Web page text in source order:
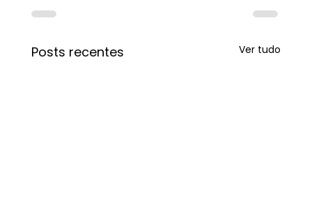
Posts recentes Ver tudo